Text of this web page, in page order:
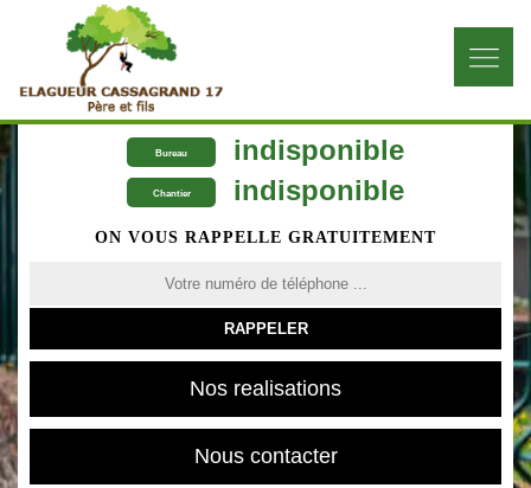
Bureau indisponible
Chantier indisponible
ON VOUS RAPPELLE GRATUITEMENT
Nos realisations
Nous contacter